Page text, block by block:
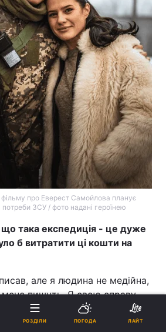
фільму про Еверест Самойлова планує
потреби ЗСУ / фото надані героїнею
така експедиція - це дуже
б витратити ці кошти на
але я людина не медійна,
пишуть. Я свою справу
витрачаю на ЗСУ, а що на
хто про це кричать, зазвичай
РОЗДІЛИ ПОГОДА ЛАЙТ